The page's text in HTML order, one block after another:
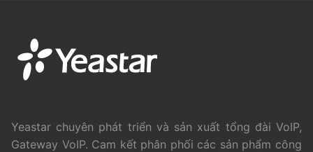
Yeastar chuyên phát triển và sản xuất tổng đài VoIP,
Gateway VoIP. Cam kết phân phối các sản phẩm công